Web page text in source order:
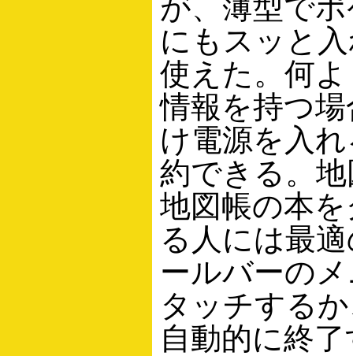
が、薄型で
にもスッと
使えた。何
情報を持つ
け電源を入
約できる。
地図帳の本
る人には最
ールバーの
タッチする
自動的に終